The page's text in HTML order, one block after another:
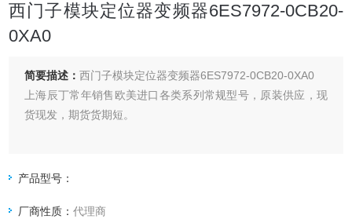
西门子模块定位器变频器6ES7972-0CB20-
0XA0
简要描述：西门子模块定位器变频器6ES7972-0CB20-0XA0
上海辰丁常年销售欧美进口各类系列常规型号，原装供应，现
货现发，期货货期短。
产品型号：
厂商性质：代理商